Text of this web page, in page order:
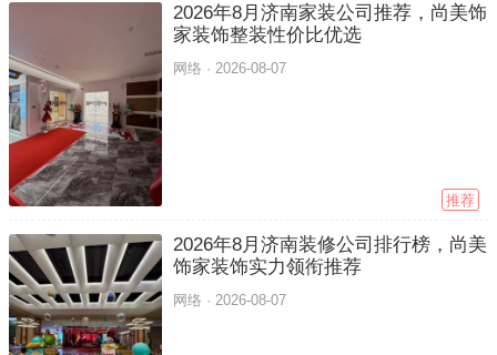
2026年8月济南家装公司推荐，尚美饰
家装饰整装性价比优选
网络 · 2026-08-07
推荐
2026年8月济南装修公司排行榜，尚美
饰家装饰实力领衔推荐
网络 ·2026-08-07